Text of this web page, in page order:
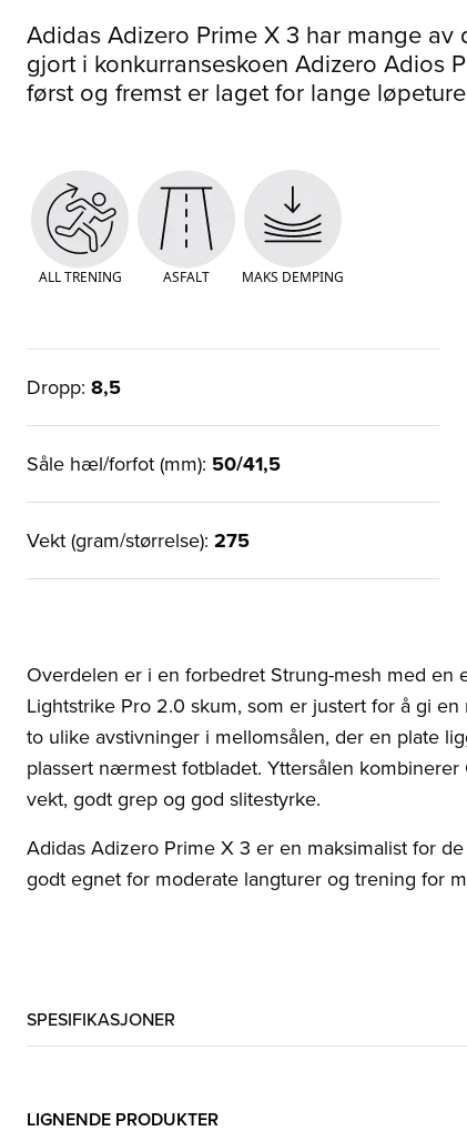
Adidas Adizero Prime X 3 har mange
gjort i konkurranseskoen Adizero Adios
først og fremst er laget for lange
ALL TRENING ASFALT MAKS DEMPING
Dropp: 8,5
Såle hæl/forfot (mm): 50/41,5
Vekt (gram/størrelse): 275
Overdelen er i en forbedret Strung-mesh med en
Lightstrike Pro 2.0 skum, som er justert for å gi
to ulike avstivninger i mellomsålen, der en plate
plassert nærmest fotbladet. Yttersålen
vekt, godt grep og god slitestyrke.
Adidas Adizero Prime X 3 er en maksimalist for
godt egnet for moderate langturer og trening for
SPESIFIKASJONER
LIGNENDE PRODUKTER